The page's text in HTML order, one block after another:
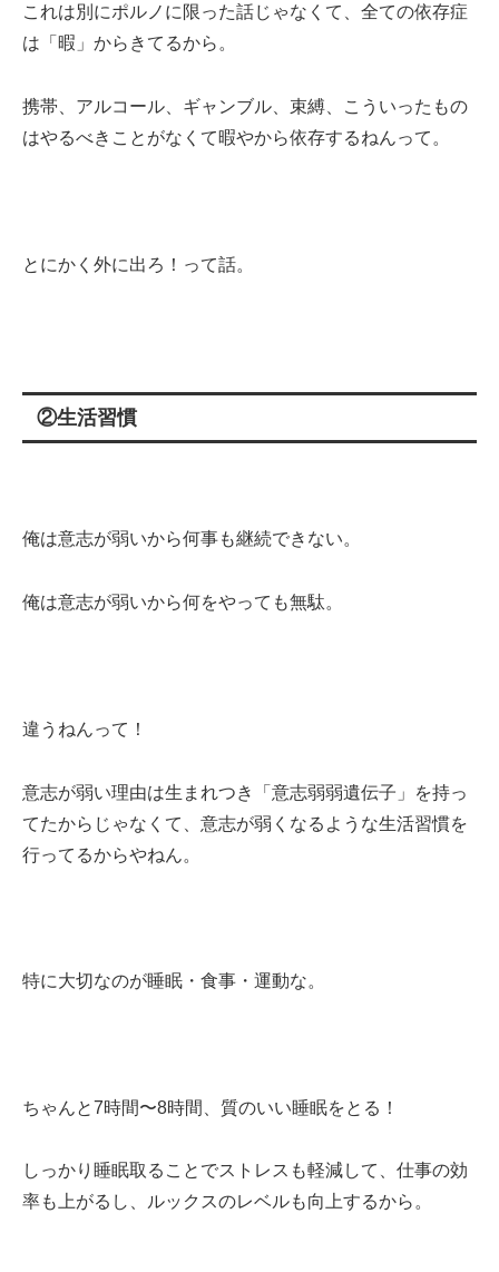
これは別にポルノに限った話じゃなくて、全ての依存症
は「暇」からきてるから。
携帯、アルコール、ギャンブル、束縛、こういったもの
はやるべきことがなくて暇やから依存するねんって。
とにかく外に出ろ！って話。
②生活習慣
俺は意志が弱いから何事も継続できない。
俺は意志が弱いから何をやっても無駄。
違うねんって！
意志が弱い理由は生まれつき「意志弱弱遺伝子」を持っ
てたからじゃなくて、意志が弱くなるような生活習慣を
行ってるからやねん。
特に大切なのが睡眠・食事・運動な。
ちゃんと7時間〜8時間、質のいい睡眠をとる！
しっかり睡眠取ることでストレスも軽減して、仕事の効
率も上がるし、ルックスのレベルも向上するから。